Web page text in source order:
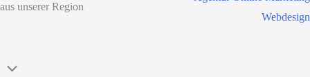
aus unserer Region
Webdesign